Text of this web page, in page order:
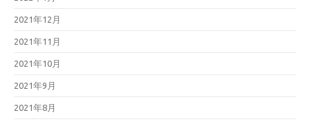
2021年12月
2021年11月
2021年10月
2021年9月
2021年8月